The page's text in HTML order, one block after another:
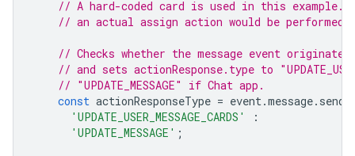
// A hard-coded card is used in this
// an actual assign action would be
// Checks whether the message event
// and sets actionResponse.type to
// "UPDATE_MESSAGE" if Chat app.
const actionResponseType = event.message.
'UPDATE_USER_MESSAGE_CARDS'
:
'UPDATE_MESSAGE' ;